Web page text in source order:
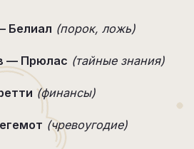
Белиал (порок, ложь)
— Прюлас (тайные знания)
(финансы)
(чревоугодие)